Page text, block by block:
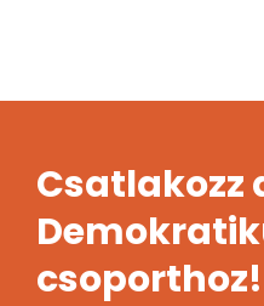
Csatlakozz
csoporthoz!